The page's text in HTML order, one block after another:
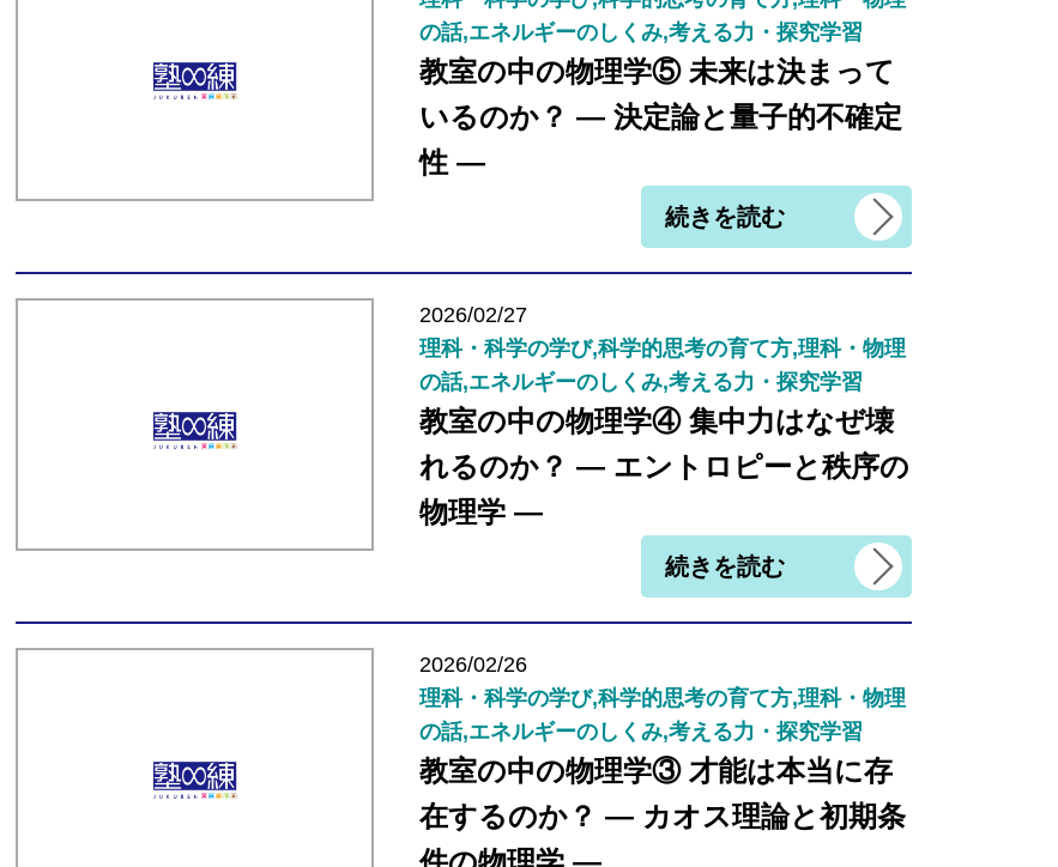
の話,エネルギーのしくみ,考える力・探究学習
教室の中の物理学⑤ 未来は決まって
いるのか？ ― 決定論と量子的不確定
性 ―
続きを読む
2026/02/27
理科・科学の学び,科学的思考の育て方,理科・物理
の話,エネルギーのしくみ,考える力・探究学習
教室の中の物理学④ 集中力はなぜ壊
れるのか？ ― エントロピーと秩序の
物理学 ―
続きを読む
2026/02/26
理科・科学の学び,科学的思考の育て方,理科・物理
の話,エネルギーのしくみ,考える力・探究学習
教室の中の物理学③ 才能は本当に存
在するのか？ ― カオス理論と初期条